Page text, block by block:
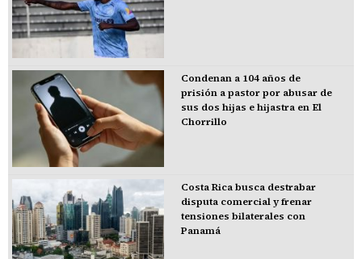
Condenan a 104 años de
prisión a pastor por abusar de
sus dos hijas e hijastra en El
Chorrillo
Costa Rica busca destrabar
disputa comercial y frenar
tensiones bilaterales con
Panamá